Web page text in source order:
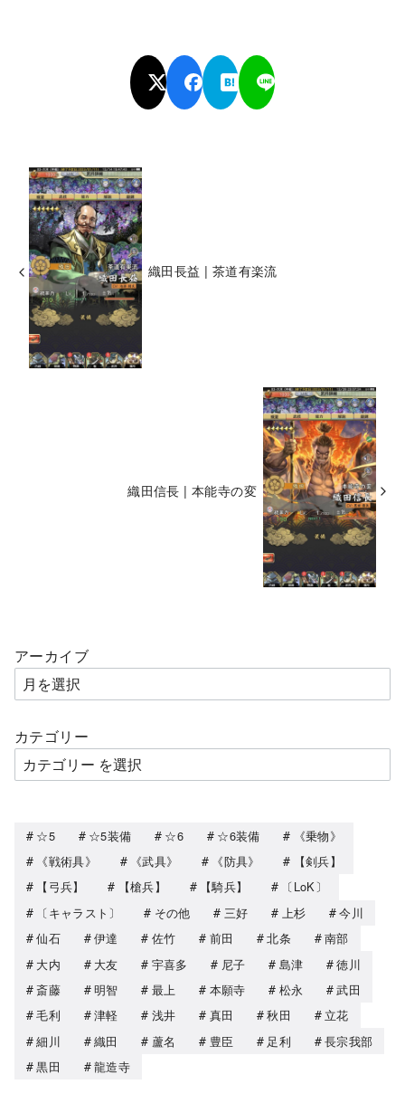
織田長益 | 茶道有楽流
織田信長 | 本能寺の変
アーカイブ
カテゴリー
☆5 ☆5装備 ☆6 ☆6装備
《乗物》
《戦術具》
《武具》 《防具》
【剣兵】
【弓兵】
【槍兵】 【騎兵】
〔LoK〕
〔キャラスト〕
その他 三好 上杉
今川
仙石
伊達 佐竹 前田 北条
南部
大内
大友 宇喜多 尼子 島津
徳川
斎藤
明智 最上 本願寺 松永
武田
毛利
津軽 浅井 真田 秋田
立花
細川
織田 蘆名 豊臣 足利
長宗我部
黒田
龍造寺